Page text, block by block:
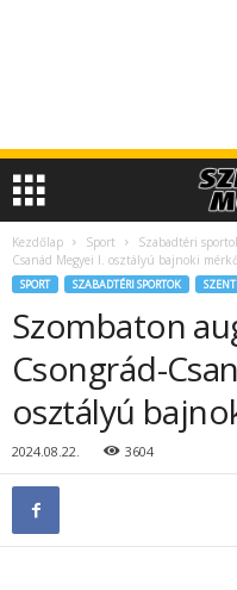
Kezdőlap Sport Szabadtéri
Csanád Megyei I. osztályú bajnoki
SPORT SZABADTÉRI SPORTOK
Szombaton
Csongrád-
osztályú
2024.08.22. 3604